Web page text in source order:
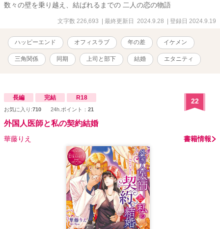
数々の壁を乗り越え、結ばれるまでの 二人の恋の物語
文字数 226,693 | 最終更新日 2024.9.28 | 登録日 2024.9.19
ハッピーエンド オフィスラブ 年の差 イケメン
三角関係 同期 上司と部下 結婚 エタニティ
長編 完結 R18
お気に入り:710 24h.ポイント： 21
22
外国人医師と私の契約結婚
華藤りえ 書籍情報